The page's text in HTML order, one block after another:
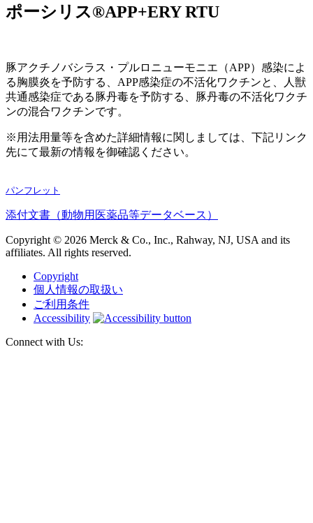
ポーシリス®APP+ERY RTU
豚アクチノバシラス・プルロニューモニエ（APP）感染によ
る胸膜炎を予防する、APP感染症の不活化ワクチンと、人獣
共通感染症である豚丹毒を予防する、豚丹毒の不活化ワクチ
ンの混合ワクチンです。
※用法用量等を含めた詳細情報に関しましては、下記リンク
先にて最新の情報を御確認ください。
パンフレット
添付文書（動物用医薬品等データベース）
Copyright © 2026 Merck & Co., Inc., Rahway, NJ, USA and its
affiliates. All rights reserved.
Copyright
個人情報の取扱い
ご利用条件
Accessibility
Connect with Us: